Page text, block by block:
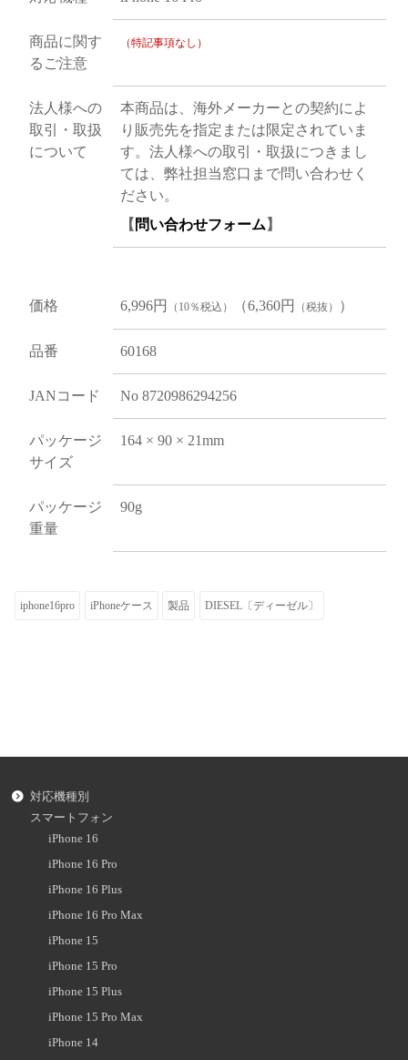
商品に関す
るご注意
（特記事項なし）
法人様への
取引・取扱
について
本商品は、海外メーカーとの契約によ
り販売先を指定または限定されていま
す。法人様への取引・取扱につきまし
ては、弊社担当窓口まで問い合わせく
ださい。
【 問い合わせフォーム 】
価格 6,996円 （10％税込） （6,360円 （税抜） ）
品番 60168
JANコード No 8720986294256
パッケージ
サイズ
164 × 90 × 21mm
パッケージ
重量
90g
iphone16pro iPhoneケース 製品 DIESEL〔ディーゼル〕
対応機種別
スマートフォン
iPhone 16
iPhone 16 Pro
iPhone 16 Plus
iPhone 16 Pro Max
iPhone 15
iPhone 15 Pro
iPhone 15 Plus
iPhone 15 Pro Max
iPhone 14